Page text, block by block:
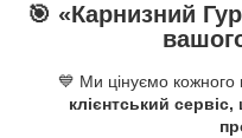
🎯 «Карнизний
💙 Ми цінуємо кожного
клієнтський